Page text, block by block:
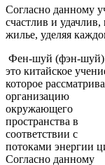
Согласно данному учению, для того чтобы человек был
счастлив и
жилье, уделяя
Фен-шуй (фэн-
это китайское
которое
организацию
окружающего
пространства в
соответствии с
потоками энергии
Согласно данному